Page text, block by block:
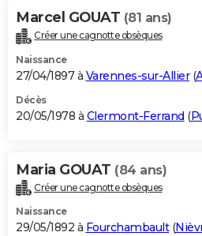
Marcel GOUAT (81 ans)
Créer une cagnotte obsèques
Naissance
27/04/1897 à Varennes-sur-Allier(
Décès
20/05/1978 à Clermont-Ferrand (
Maria GOUAT (84 ans)
Créer une cagnotte obsèques
Naissance
29/05/1892 à Fourchambault(